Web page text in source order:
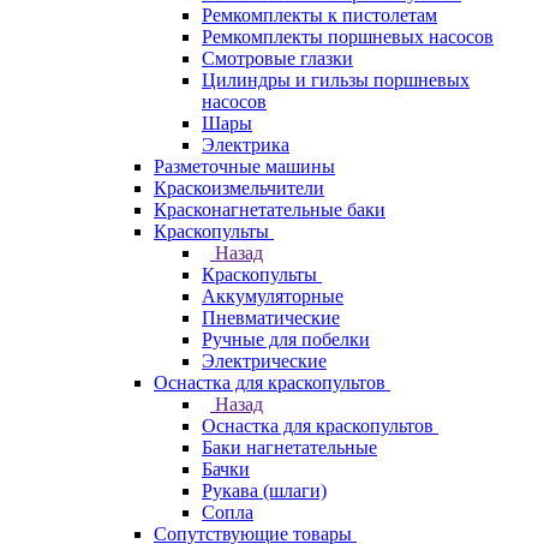
Ремкомплекты к пистолетам
Ремкомплекты поршневых насосов
Смотровые глазки
Цилиндры и гильзы поршневых
насосов
Шары
Электрика
Разметочные машины
Краскоизмельчители
Красконагнетательные баки
Краскопульты
Назад
Краскопульты
Аккумуляторные
Пневматические
Ручные для побелки
Электрические
Оснастка для краскопультов
Назад
Оснастка для краскопультов
Баки нагнетательные
Бачки
Рукава (шлаги)
Сопла
Сопутствующие товары